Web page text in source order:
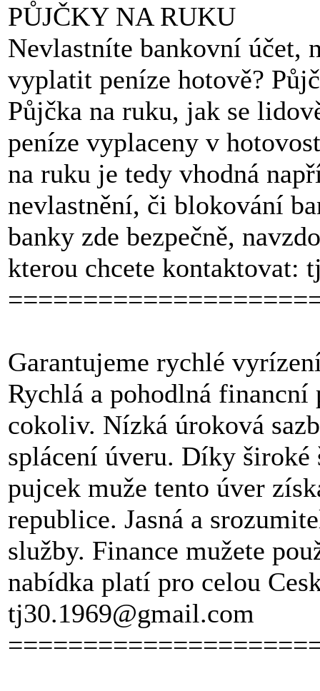
PŮJČKY NA RUKU
Nevlastníte bankovní účet,
vyplatit peníze hotově?
Půjčka na ruku, jak se
peníze vyplaceny v
na ruku je tedy vhodná
nevlastnění, či blokování
banky zde bezpečně,
kterou chcete kontaktovat:
Garantujeme rychlé
Rychlá a pohodlná
cokoliv. Nízká úroková
splácení úveru. Díky
pujcek muže tento úver
republice. Jasná a
služby. Finance mužete
nabídka platí pro celou
tj30.1969@gmail.com